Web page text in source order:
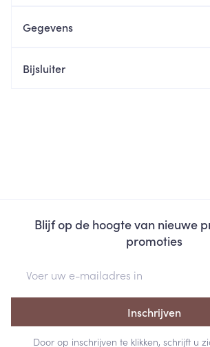
Gegevens
Bijsluiter
Blijf op de hoogte van nieuwe
promoties
Inschrijven
Door op inschrijven te klikken, schrijft u